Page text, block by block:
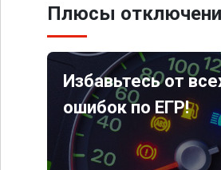
Плюсы
Избавьтесь от
ошибок по ЕГР!